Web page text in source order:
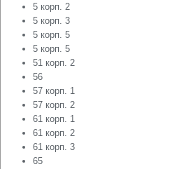
5 корп. 2
5 корп. 3
5 корп. 5
5 корп. 5
51 корп. 2
56
57 корп. 1
57 корп. 2
61 корп. 1
61 корп. 2
61 корп. 3
65